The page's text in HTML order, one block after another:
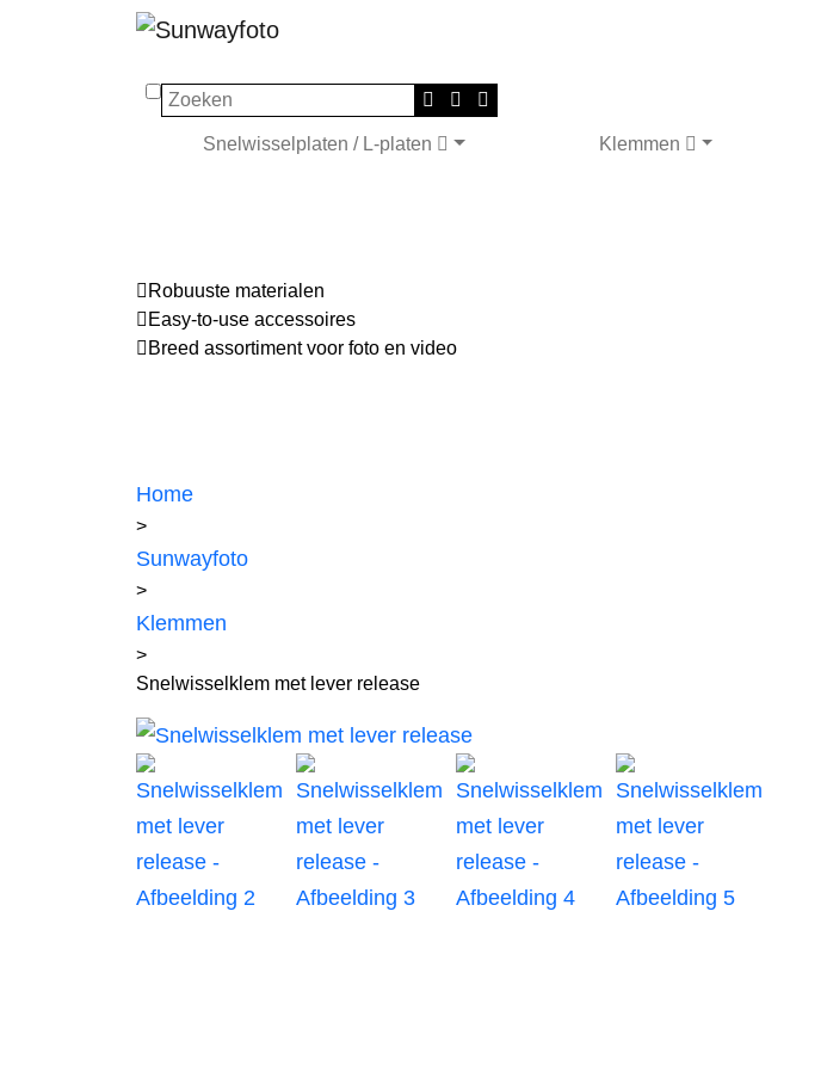
Zoeken
Snelwisselplaten / L-platen Klemmen
Robuuste materialen
Easy-to-use accessoires
Breed assortiment voor foto en video
Home
>
Sunwayfoto
>
Klemmen
>
Snelwisselklem met lever release